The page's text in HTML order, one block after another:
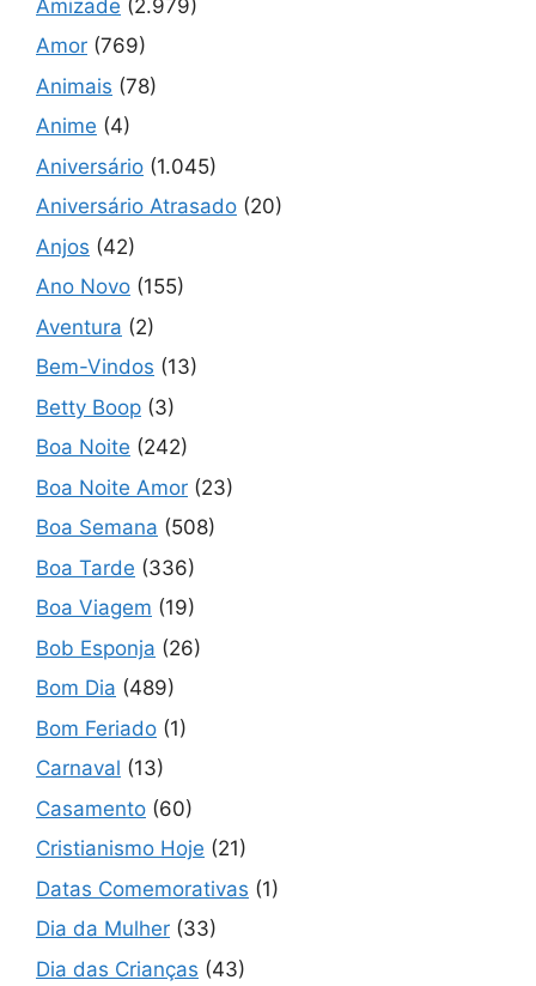
Amizade (2.979)
Amor (769)
Animais (78)
Anime (4)
Aniversário (1.045)
Aniversário Atrasado (20)
Anjos (42)
Ano Novo (155)
Aventura (2)
Bem-Vindos (13)
Betty Boop (3)
Boa Noite (242)
Boa Noite Amor (23)
Boa Semana (508)
Boa Tarde (336)
Boa Viagem (19)
Bob Esponja (26)
Bom Dia (489)
Bom Feriado (1)
Carnaval (13)
Casamento (60)
Cristianismo Hoje (21)
Datas Comemorativas (1)
Dia da Mulher (33)
Dia das Crianças (43)